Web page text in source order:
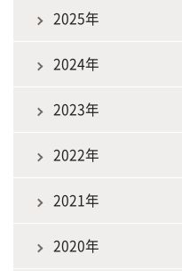
2025年
2024年
2023年
2022年
2021年
2020年